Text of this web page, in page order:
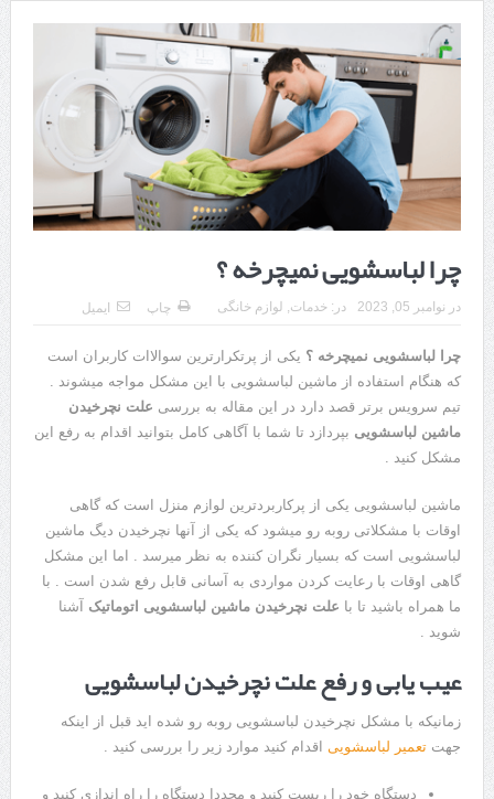
قبل از تماس با تعمیرکار ماشین ظرفشویی وستینگهاوس این موارد را
بررسی کنید
هزینه ایمپلنت دندان در ترکیه 1405 | قیمت، مزایا، معایب و مقایسه با
محصولات تراست؛ بهترین گزینه برای مراقبت از پوست
کلاس تیزهوشان برای چه دانش‌آموزانی ضروری‌تر است؟
آشنایی با هنر عاج کاری
7 سوئیت محبوب مشهد نزدیک حرم با غذا و نظر مسافران
درمان ترک های پوستی با لیزر در مشهد | لیزر فوتونا برای بهبود قطعی
استریا
طراحی در خدمت نظم؛ از قفسه ‌های یک‌ طرفه تا دو طرفه، روایت
چرا لباسشویی نمیچرخه ؟
در نوامبر 05, 2023 در: خدمات لوازم خانگی چاپ ایمیل
چرا لباسشویی نمیچرخه ؟ یکی از پرتکرارترین سوالاات کاربران است
که هنگام استفاده از ماشین لباسشویی با این مشکل مواجه میشوند .
تیم سرویس برتر قصد دارد در این مقاله به بررسی علت نچرخیدن
ماشین لباسشویی بپردازد تا شما با آگاهی کامل بتوانید اقدام به رفع این
مشکل کنید .
ماشین لباسشویی یکی از پرکاربردترین لوازم منزل است که گاهی
اوقات با مشکلاتی روبه رو میشود که یکی از آنها نچرخیدن دیگ ماشین
لباسشویی است که بسیار نگران کننده به نظر میرسد . اما این مشکل
گاهی اوقات با رعایت کردن مواردی به آسانی قابل رفع شدن است . با
ما همراه باشید تا با علت نچرخیدن ماشین لباسشویی اتوماتیک آشنا
شوید .
عیب یابی و رفع علت نچرخیدن لباسشویی
زمانیکه با مشکل نچرخیدن لباسشویی روبه رو شده اید قبل از اینکه
جهت تعمیر لباسشویی اقدام کنید موارد زیر را بررسی کنید .
دستگاه خود را ریست کنید و مجددا دستگاه را راه اندازی کنید و